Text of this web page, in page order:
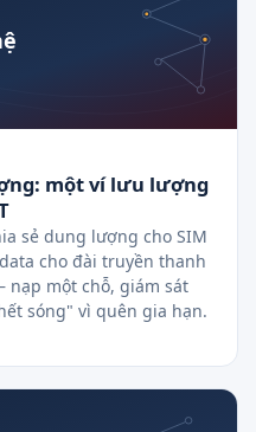
một ví lưu lượng
sẻ dung lượng cho SIM
cho đài truyền thanh
nạp một chỗ, giám sát
sóng" vì quên gia hạn.